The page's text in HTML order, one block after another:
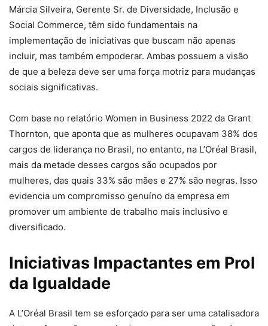
Márcia Silveira, Gerente Sr. de Diversidade, Inclusão e
Social Commerce, têm sido fundamentais na
implementação de iniciativas que buscam não apenas
incluir, mas também empoderar. Ambas possuem a visão
de que a beleza deve ser uma força motriz para mudanças
sociais significativas.
Com base no relatório Women in Business 2022 da Grant
Thornton, que aponta que as mulheres ocupavam 38% dos
cargos de liderança no Brasil, no entanto, na L’Oréal Brasil,
mais da metade desses cargos são ocupados por
mulheres, das quais 33% são mães e 27% são negras. Isso
evidencia um compromisso genuíno da empresa em
promover um ambiente de trabalho mais inclusivo e
diversificado.
Iniciativas Impactantes em Prol
da Igualdade
A L’Oréal Brasil tem se esforçado para ser uma catalisadora